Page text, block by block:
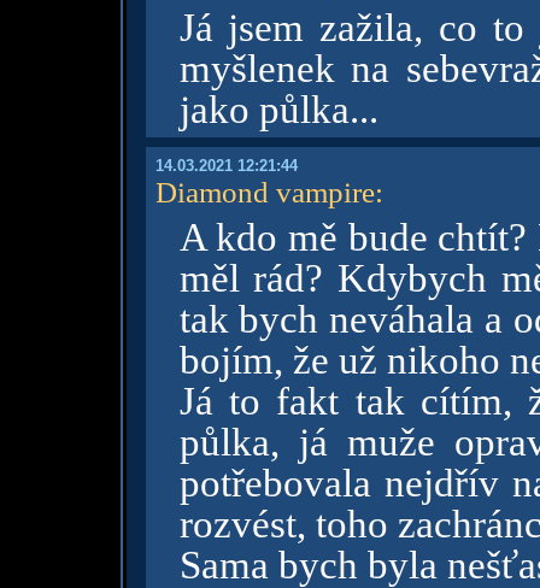
Já jsem zažila, co
myšlenek na
jako půlka...
14.03.2021 12:21:44
Diamond vampire:
A kdo mě bude
měl rád? Kdybych
tak bych neváhala a
bojím, že už nikoho
Já to fakt tak cítím,
půlka, já muže
potřebovala nejdřív
rozvést, toho
Sama bych byla